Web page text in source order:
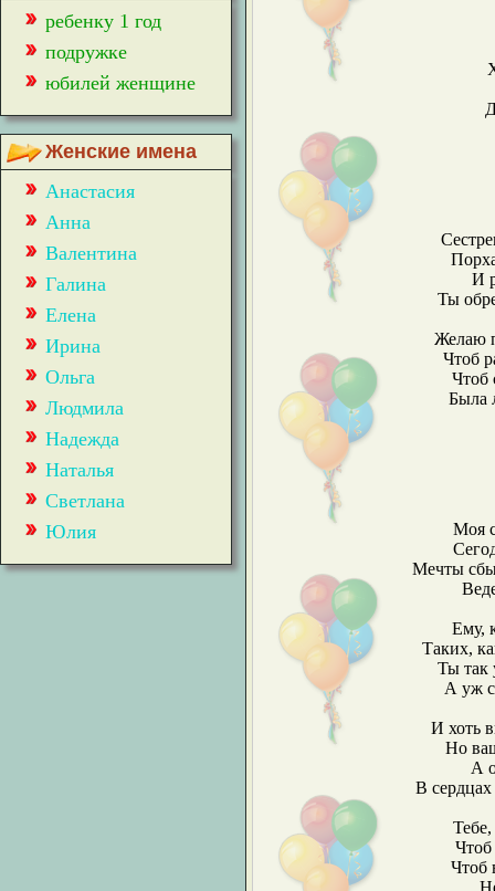
И
Ты
Желаю
Чтоб
Чтоб
Была
Моя
Мечты
Ему,
Таких,
Ты так
А уж
И хоть
Но
А
В
Чтоб
ребенку 1 год
подружке
юбилей женщине
Женские имена
Анастасия
Анна
Валентина
Галина
Елена
Ирина
Ольга
Людмила
Надежда
Наталья
Светлана
Юлия